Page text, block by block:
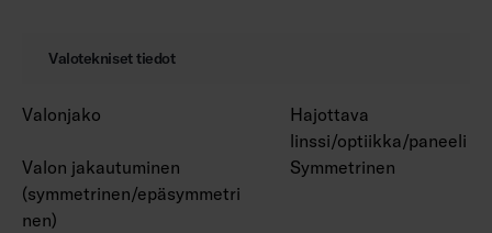
Valotekniset tiedot
Valonjako
Hajottava
linssi/optiikka/paneeli
Valon jakautuminen
(symmetrinen/epäsymmetri
nen)
Symmetrinen